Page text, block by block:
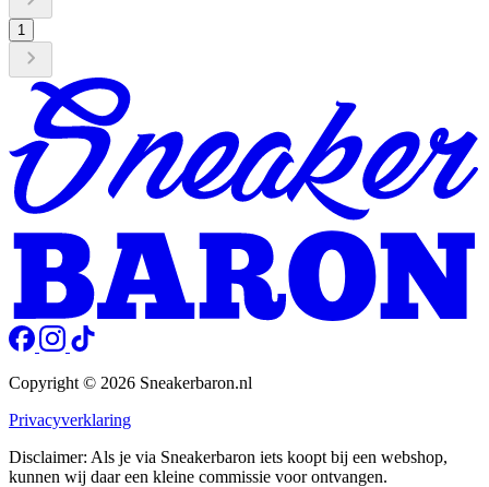
1
Copyright © 2026 Sneakerbaron.nl
Privacyverklaring
Disclaimer: Als je via Sneakerbaron iets koopt bij een webshop,
kunnen wij daar een kleine commissie voor ontvangen.